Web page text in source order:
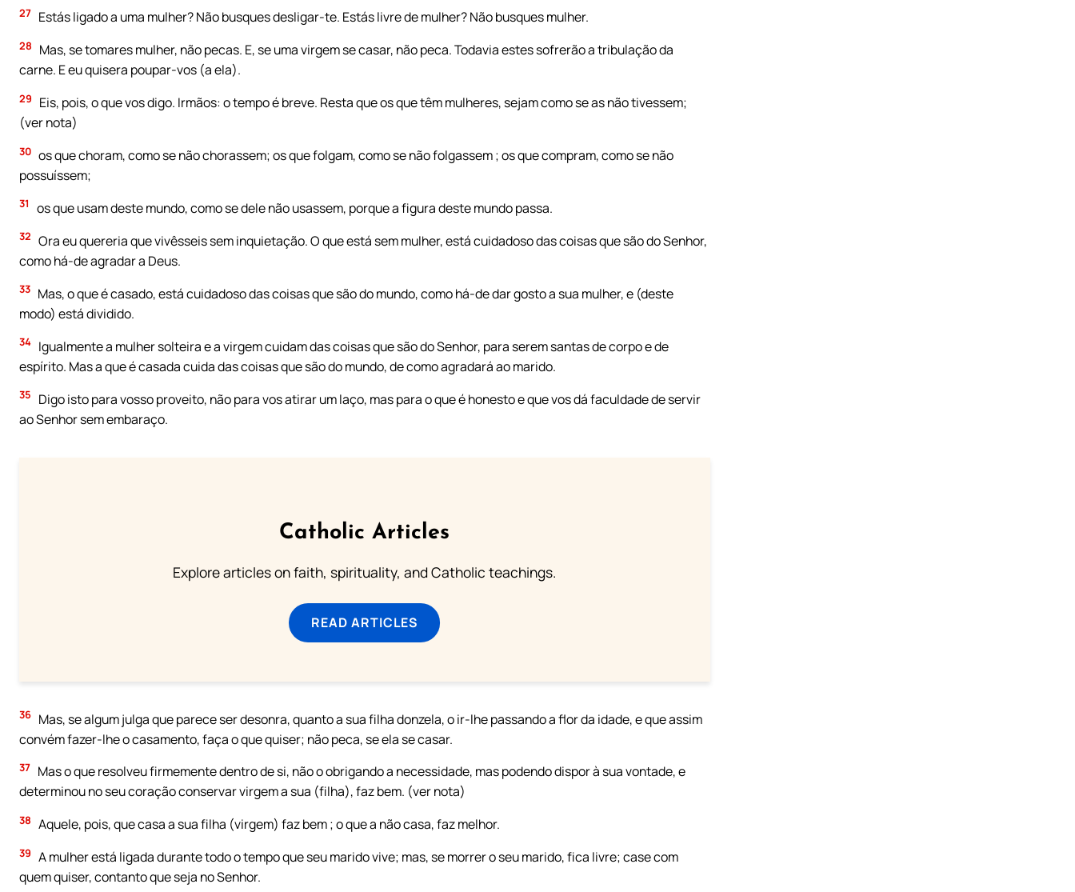
27 Estás ligado a uma mulher? Não busques desligar-te. Estás livre de mulher? Não busques mulher.
28
Mas, se tomares mulher, não pecas. E, se uma virgem se casar, não peca. Todavia estes sofrerão a tribulação da
carne. E eu quisera poupar-vos (a ela).
29
Eis, pois, o que vos digo. Irmãos: o tempo é breve. Resta que os que têm mulheres, sejam como se as não tivessem;
(ver nota)
30 os que choram, como se não chorassem; os que folgam, como se não folgassem ; os que compram, como se não
possuíssem;
31 os que usam deste mundo, como se dele não usassem, porque a figura deste mundo passa.
32 Ora eu quereria que vivêsseis sem inquietação. O que está sem mulher, está cuidadoso das coisas que são do Senhor,
como há-de agradar a Deus.
33 Mas, o que é casado, está cuidadoso das coisas que são do mundo, como há-de dar gosto a sua mulher, e (deste
modo) está dividido.
34 Igualmente a mulher solteira e a virgem cuidam das coisas que são do Senhor, para serem santas de corpo e de
espírito. Mas a que é casada cuida das coisas que são do mundo, de como agradará ao marido.
35
Digo isto para vosso proveito, não para vos atirar um laço, mas para o que é honesto e que vos dá faculdade de servir
ao Senhor sem embaraço.
Catholic Articles
Explore articles on faith, spirituality, and Catholic teachings.
READ ARTICLES
36 Mas, se algum julga que parece ser desonra, quanto a sua filha donzela, o ir-lhe passando a flor da idade, e que assim
convém fazer-lhe o casamento, faça o que quiser; não peca, se ela se casar.
37 Mas o que resolveu firmemente dentro de si, não o obrigando a necessidade, mas podendo dispor à sua vontade, e
determinou no seu coração conservar virgem a sua (filha), faz bem. (ver nota)
38 Aquele, pois, que casa a sua filha (virgem) faz bem ; o que a não casa, faz melhor.
39 A mulher está ligada durante todo o tempo que seu marido vive; mas, se morrer o seu marido, fica livre; case com
quem quiser, contanto que seja no Senhor.